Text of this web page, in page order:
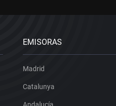
EMISORAS
Madrid
Catalunya